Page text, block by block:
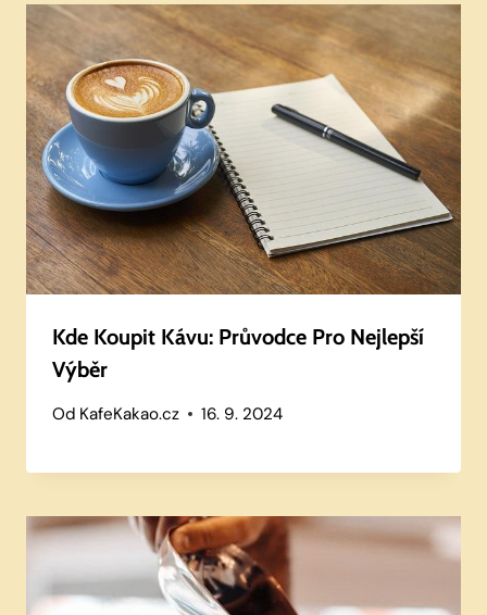
Kde Koupit Kávu: Průvodce Pro Nejlepší
Výběr
Od KafeKakao.cz 16. 9. 2024